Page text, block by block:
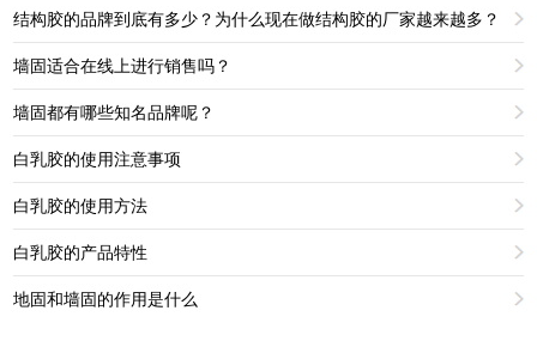
结构胶的品牌到底有多少？为什么现在做结构胶的厂家越来越多？
墙固适合在线上进行销售吗？
墙固都有哪些知名品牌呢？
白乳胶的使用注意事项
白乳胶的使用方法
白乳胶的产品特性
地固和墙固的作用是什么